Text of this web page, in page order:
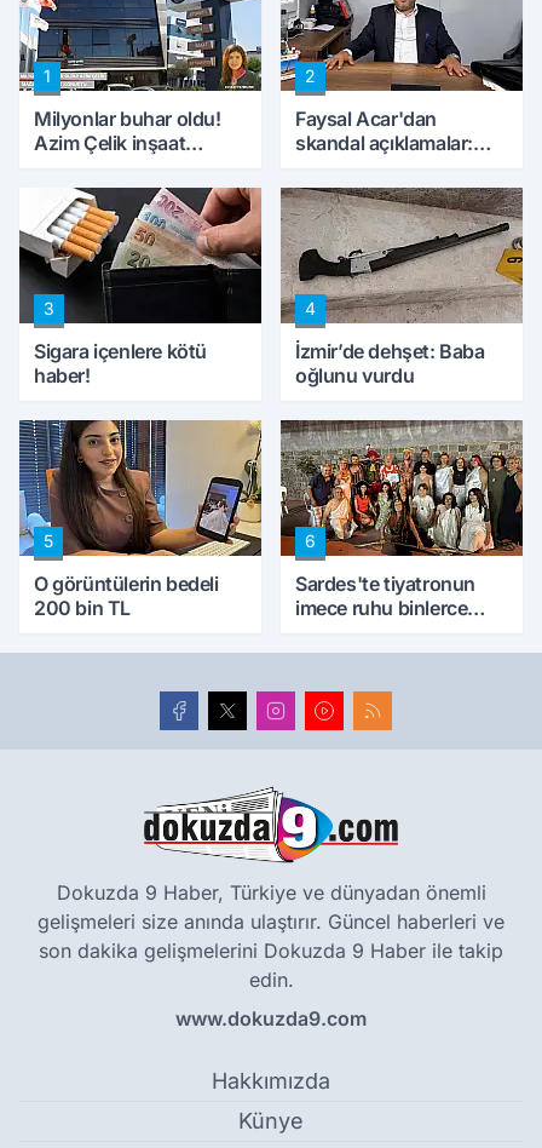
1
Milyonlar buhar oldu!
Azim Çelik inşaat
konuştu
2
Faysal Acar'dan
skandal açıklamalar:
peynircilerimizi de
kıskaca aldı, müdahale
ettik'
3
Sigara içenlere kötü
haber!
4
İzmir’de dehşet: Baba
oğlunu vurdu
5
O görüntülerin bedeli
200 bin TL
6
Sardes'te tiyatronun
imece ruhu binlerce
Dokuzda 9 Haber, Türkiye ve dünyadan önemli
gelişmeleri size anında ulaştırır. Güncel haberleri ve
son dakika gelişmelerini Dokuzda 9 Haber ile takip
edin.
www.dokuzda9.com
Hakkımızda
Künye